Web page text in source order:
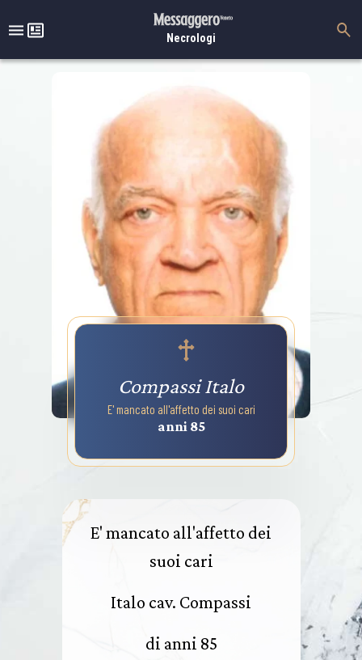
Necrologi
Compassi Italo
E' mancato all'affetto dei suoi cari
anni 85
E' mancato all'affetto dei
suoi cari
Italo cav. Compassi
di anni 85